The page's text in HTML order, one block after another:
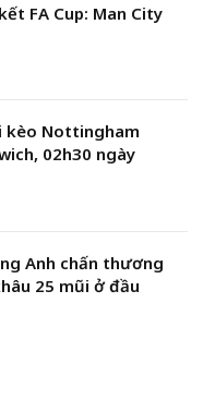
FA Cup: Man City
kèo Nottingham
02h30 ngày
Anh chấn thương
25 mũi ở đầu